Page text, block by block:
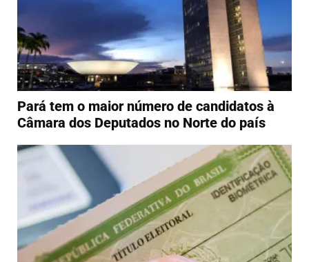
Pará tem o maior número de candidatos à
Câmara dos Deputados no Norte do país